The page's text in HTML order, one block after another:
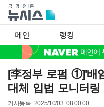
메인 랭킹
[李정부 로펌 ①]'배
대체 입법 모니터링
기사등록 2025/10/03 08:00:00